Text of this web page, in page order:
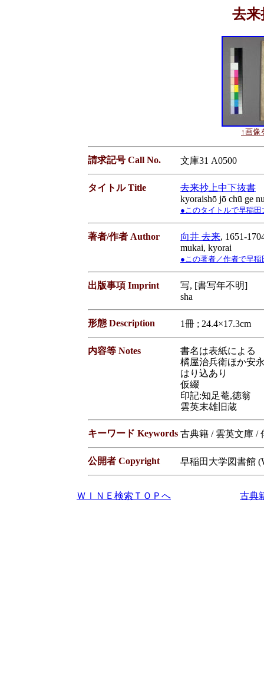
去来
↑画像
請求記号 Call No. 文庫31 A0500
タイトル Title
去来抄上中下抜書
kyoraishō jō chū ge
●このタイトルで早稲田
著者/作者 Author 向井 去来, 1651-
mukai, kyorai
●この著者／作者で早稲
出版事項 Imprint
写, [書写年不明]
sha
形態 Description 1冊 ; 24.4×17.3cm
内容等 Notes
書名は表紙による
橘屋治兵衛ほか安
はり込あり
仮綴
印記:知足菴,徳翁
雲英末雄旧蔵
キーワード Keywords 古典籍 / 雲英文庫 /
公開者 Copyright 早稲田大学図書館
ＷＩＮＥ検索ＴＯＰへ 古典